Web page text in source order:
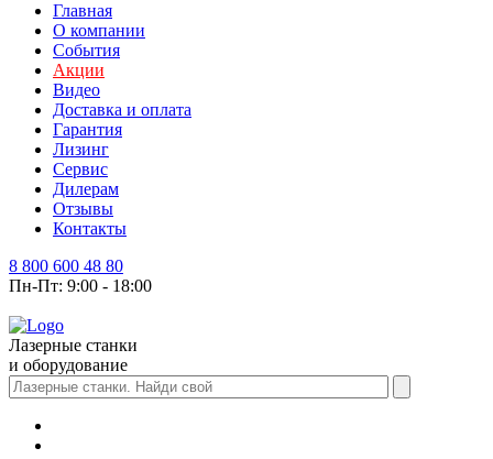
Главная
О компании
События
Акции
Видео
Доставка и оплата
Гарантия
Лизинг
Сервис
Дилерам
Отзывы
Контакты
8 800 600 48 80
Пн-Пт: 9:00 - 18:00
Лазерные станки
и оборудование